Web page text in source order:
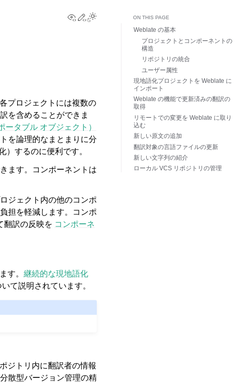
View this page
Edit this page
Toggle Light / Dark / Auto color theme
プロジェクトには複数の
を含めることができま
ータブル オブジェクト）
を論理的なまとまりに分
）するのに便利です。
ます。コンポーネントは
ジェクト内の他のコンポ
担を軽減します。コンポ
翻訳の反映を コンポーネ
す。 継続的な現地語化
て説明されています。
ジトリ内に翻訳者の情報
散型バージョン管理の精
ON THIS PAGE
Weblate の基本
プロジェクトとコンポーネントの
構造
リポジトリの統合
ユーザー属性
現地語化プロジェクトを Weblate に
インポート
Weblate の機能で更新済みの翻訳の
取得
リモートでの変更を Weblate に取り
込む
新しい原文の追加
翻訳対象の言語ファイルの更新
新しい文字列の紹介
ローカル VCS リポジトリの管理